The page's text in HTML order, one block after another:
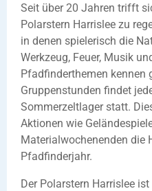
Seit über 20 Jahren trifft
Polarstern Harrislee zu
in denen spielerisch die
Werkzeug, Feuer, Musik
Pfadfinderthemen kennen
Gruppenstunden findet
Sommerzeltlager statt.
Aktionen wie
Materialwochenenden die
Pfadfinderjahr.
Der Polarstern Harrislee